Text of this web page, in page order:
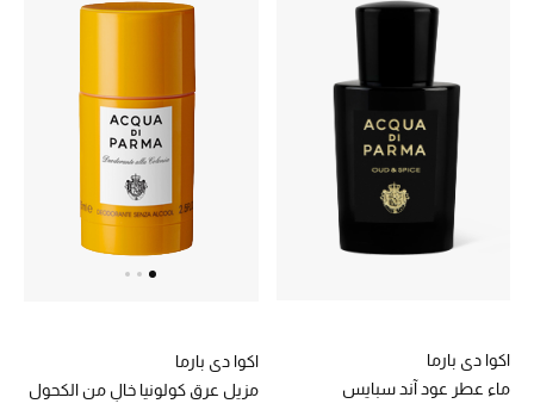
اكوا دي بارما
ماء عطر عود آند سبايس
اكوا دي بارما
مزيل عرق كولونيا خالٍ من الكحول